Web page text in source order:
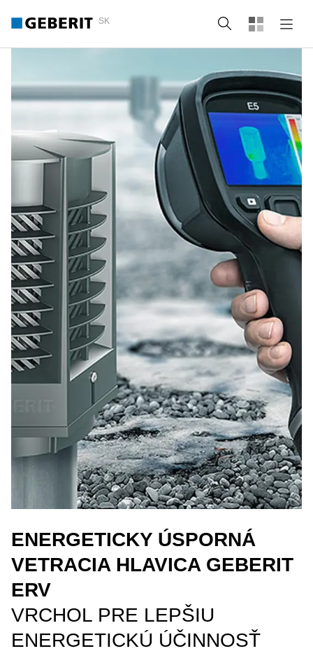
SK Vyhľadať
ENERGETICKY ÚSPORNÁ
VETRACIA HLAVICA GEBERIT
ERV
VRCHOL PRE LEPŠIU
ENERGETICKÚ ÚČINNOSŤ